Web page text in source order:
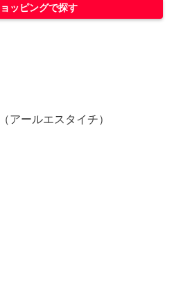
ッピングで探す
アールエスタイチ）